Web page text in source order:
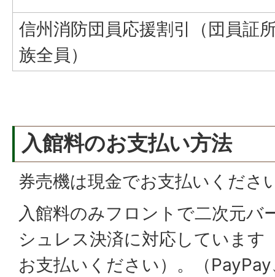
信州消防団員応援割引（団員証
族全員）
入館料のお支払い方法
券売機は現金でお支払いくださ
入館料のみフロントで二次元バ
シュレス決済に対応しています
お支払いください）。（